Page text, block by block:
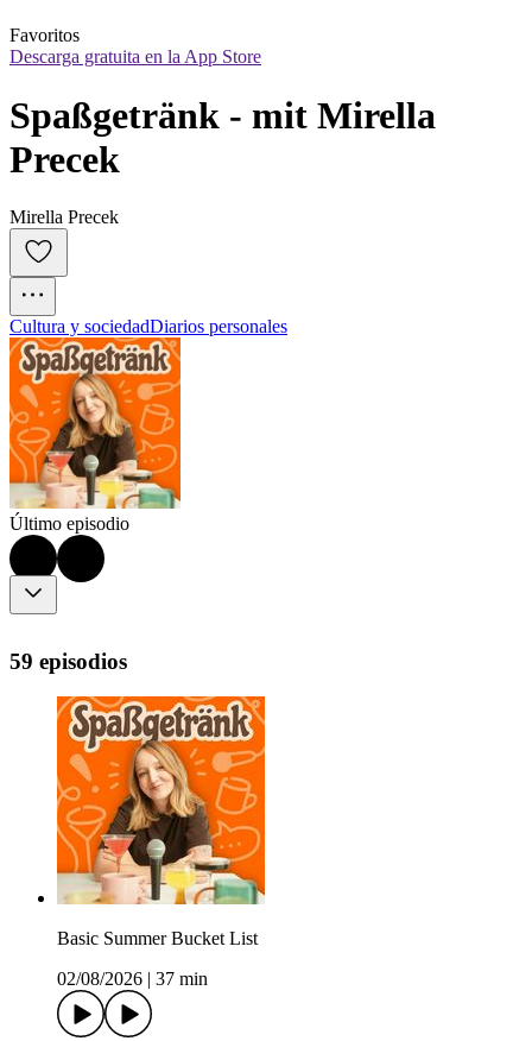
Favoritos
Descarga gratuita en la App Store
Spaßgetränk - mit Mirella
Precek
Mirella Precek
Cultura y sociedadDiarios personales
Último episodio
59 episodios
Basic Summer Bucket List
02/08/2026
37 min